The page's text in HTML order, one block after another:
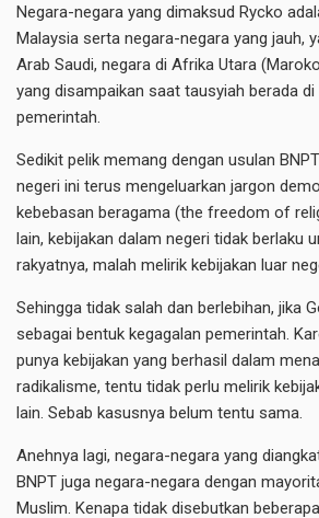
Negara-negara yang dimaksud Rycko
Malaysia serta negara-negara yang jauh,
Arab Saudi, negara di Afrika Utara
yang disampaikan saat tausyiah berada
pemerintah.
Sedikit pelik memang dengan usulan
negeri ini terus mengeluarkan jargon
kebebasan beragama (the freedom of
lain, kebijakan dalam negeri tidak berlaku
rakyatnya, malah melirik kebijakan luar
Sehingga tidak salah dan berlebihan, jika
sebagai bentuk kegagalan pemerintah.
punya kebijakan yang berhasil dalam
radikalisme, tentu tidak perlu melirik
lain. Sebab kasusnya belum tentu sama.
Anehnya lagi, negara-negara yang
BNPT juga negara-negara dengan
Muslim. Kenapa tidak disebutkan